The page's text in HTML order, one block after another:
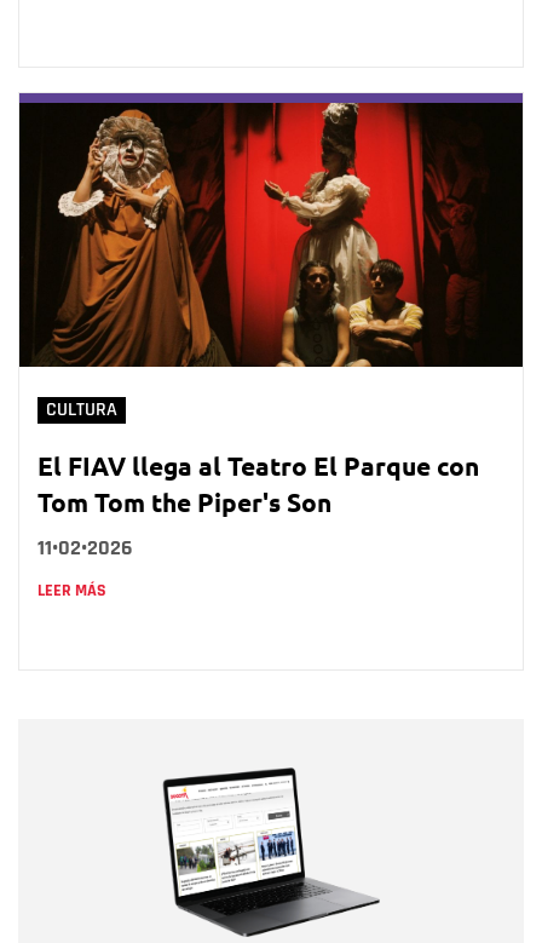
CULTURA
El FIAV llega al Teatro El Parque con
Tom Tom the Piper's Son
11•02•2026
LEER MÁS
Correo electrónico
Tipo de comentario